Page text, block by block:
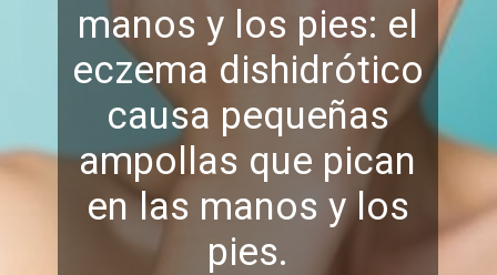
manos y los pies: el
eczema dishidrótico
causa pequeñas
ampollas que pican
enlas manos y los
pies.